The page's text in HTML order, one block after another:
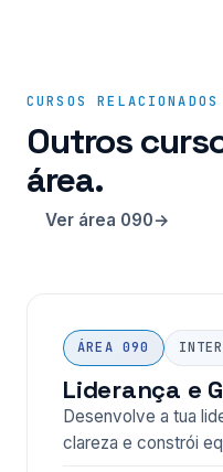
CURSOS RELACIONADOS
Outros
área.
Ver área 090
ÁREA 090
Liderança e
Desenvolve a tua
clareza e constrói